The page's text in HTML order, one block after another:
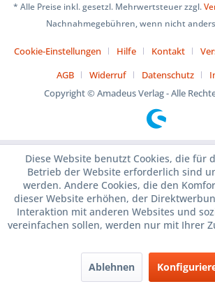
* Alle Preise inkl. gesetzl. Mehrwertsteuer zzgl.
Nachnahmegebühren, wenn nicht
Cookie-Einstellungen Hilfe Kontakt
AGB
Widerruf Datenschutz
Copyright © Amadeus Verlag - Alle
Diese Website benutzt Cookies, die für
Betrieb der Website erforderlich sind
werden. Andere Cookies, die den
dieser Website erhöhen, der
Interaktion mit anderen Websites und
vereinfachen sollen, werden nur mit Ihrer
Ablehnen